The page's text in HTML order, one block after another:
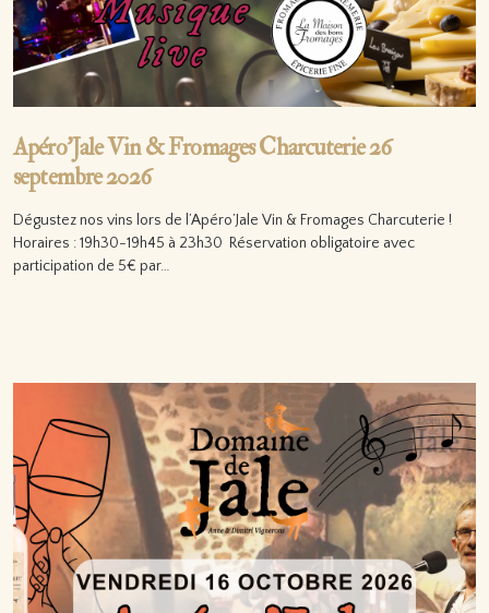
Apéro’Jale Vin & Fromages Charcuterie 26
septembre 2026
Dégustez nos vins lors de l’Apéro’Jale Vin & Fromages Charcuterie !
Horaires : 19h30-19h45 à 23h30 Réservation obligatoire avec
participation de 5€ par…